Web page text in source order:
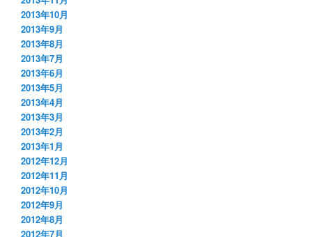
2013年10月
2013年9月
2013年8月
2013年7月
2013年6月
2013年5月
2013年4月
2013年3月
2013年2月
2013年1月
2012年12月
2012年11月
2012年10月
2012年9月
2012年8月
2012年7月